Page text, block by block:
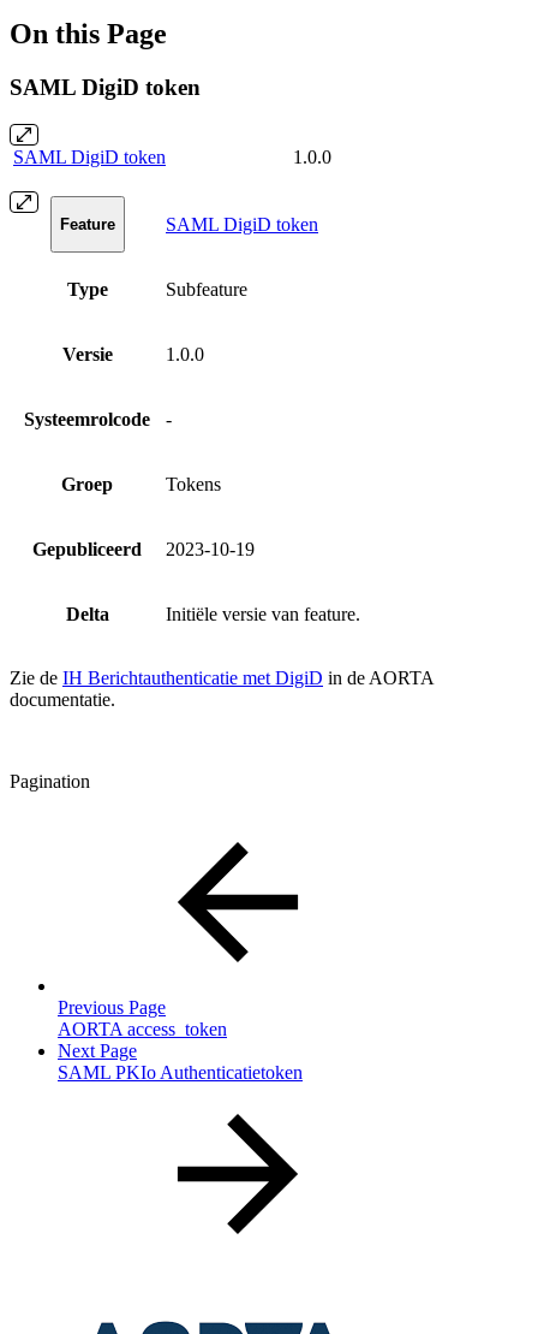
On this Page
SAML DigiD token
SAML DigiD token 1.0.0
Feature SAML DigiD token
Type Subfeature
Versie 1.0.0
Systeemrolcode -
Groep Tokens
Gepubliceerd 2023-10-19
Delta Initiële versie van feature.
Zie de IH Berichtauthenticatie met DigiD in de AORTA
documentatie.
Pagination
Previous Page
AORTA access_token
Next Page
SAML PKIo Authenticatietoken